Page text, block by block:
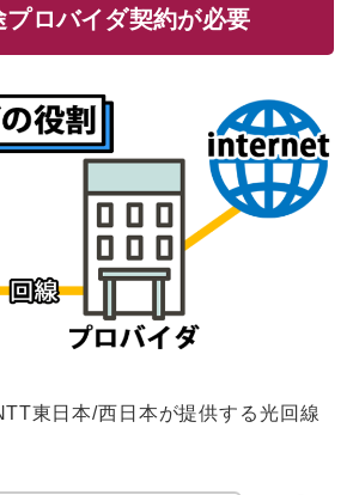
プロバイダ契約が必要
東日本/西日本が提供する光回線